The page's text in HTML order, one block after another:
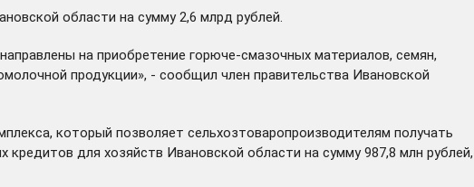
области на сумму 2,6 млрд рублей.
на приобретение горюче-смазочных материалов, семян,
продукции», - сообщил член правительства Ивановской
который позволяет сельхозтоваропроизводителям получать
для хозяйств Ивановской области на сумму 987,8 млн рублей,